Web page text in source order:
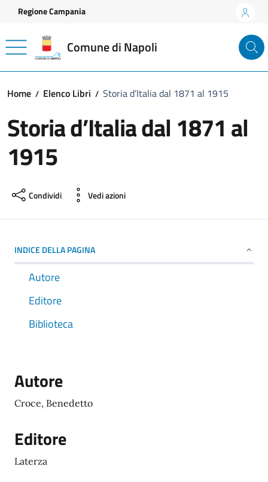
Vai ai contenuti
Vai al footer
Regione Campania
Comune di Napoli
Home Elenco Libri Storia d’Italia dal 1871 al 1915
Storia d’Italia dal 1871 al
1915
Condividi Vedi azioni
INDICE DELLA PAGINA
Autore
Editore
Biblioteca
Autore
Croce, Benedetto
Editore
Laterza